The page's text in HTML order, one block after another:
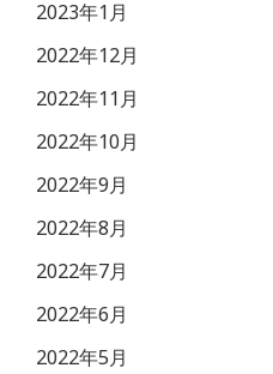
2023年1月
2022年12月
2022年11月
2022年10月
2022年9月
2022年8月
2022年7月
2022年6月
2022年5月